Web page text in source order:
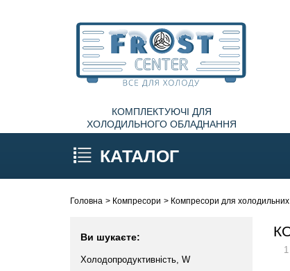
КОМПЛЕКТУЮЧІ ДЛЯ
ХОЛОДИЛЬНОГО ОБЛАДНАННЯ
КАТАЛОГ
Головна Компресори Компресори для
Ви шукаєте:
Холодопродуктивність, W